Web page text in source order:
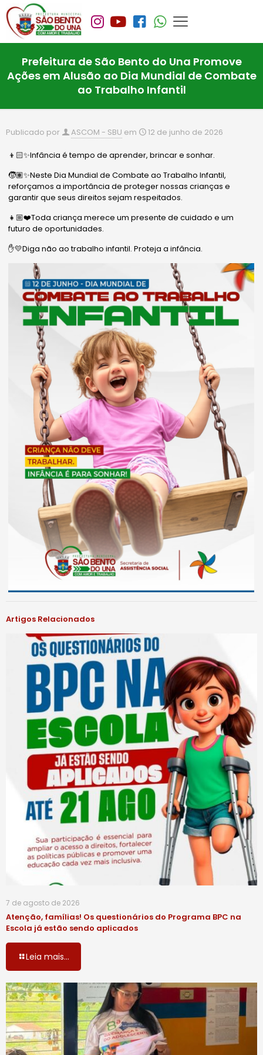
Prefeitura de São Bento do Una Promove
Ações em Alusão ao Dia Mundial de Combate
ao Trabalho Infantil
Publicado por ASCOM - SBU em 12 de junho de 2026
👦🏻✨Infância é tempo de aprender, brincar e sonhar.
🧒🏽✨Neste Dia Mundial de Combate ao Trabalho Infantil,
reforçamos a importância de proteger nossas crianças e
garantir que seus direitos sejam respeitados.
👧🏼❤️Toda criança merece um presente de cuidado e um
futuro de oportunidades.
✋💛Diga não ao trabalho infantil. Proteja a infância.
Artigos Relacionados
7 de agosto de 2026
Atenção, famílias! Os questionários do Programa BPC na
Escola já estão sendo aplicados
Leia mais...